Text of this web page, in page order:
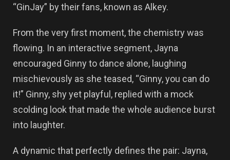
“GinJay” by their fans, known as Alkey.
From the very first moment, the chemistry was
flowing. In an interactive segment, Jayna
encouraged Ginny to dance alone, laughing
mischievously as she teased, “Ginny, you can do
it!” Ginny, shy yet playful, replied with a mock
scolding look that made the whole audience burst
into laughter.
A dynamic that perfectly defines the pair: Jayna,